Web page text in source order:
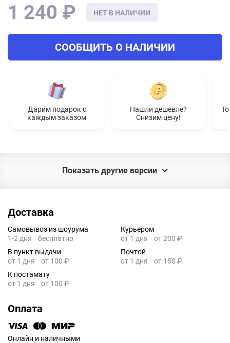
НЕТ В НАЛИЧИИ
1 240 ₽
СООБЩИТЬ О НАЛИЧИИ
Дарим подарок с
каждым заказом
Нашли дешевле?
Снизим цену!
Показать другие версии
Доставка
Самовывоз из шоурума
1-2 дня
бесплатно
Курьером
от 1 дня
от 200 ₽
В пункт выдачи
от 1 дня
от 100 ₽
Почтой
от 1 дня
от 150 ₽
К постамату
от 1 дня
от 100 ₽
Оплата
Онлайн и наличными